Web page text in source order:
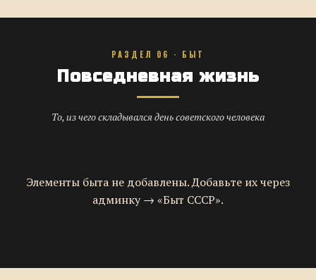
РАЗДЕЛ 06 · БЫТ
Повседневная жизнь
То, из чего складывался день советского человека
Элементы быта не добавлены. Добавьте их через
админку → «Быт СССР».